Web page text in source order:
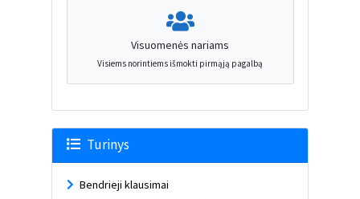
Visuomenės nariams
Visiems norintiems išmokti pirmąją pagalbą
Turinys
Bendrieji klausimai